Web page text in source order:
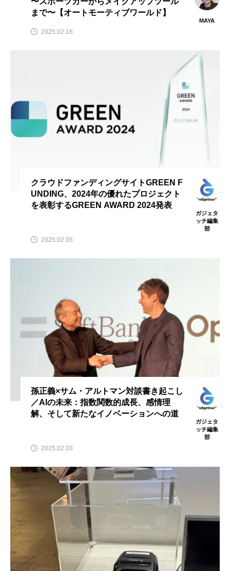
まで〜【オートモーティブワールド】
MAYA
2025.02.18
クラウドファンディングサイトGREEN F
UNDING、2024年の優れたプロジェクト
を表彰するGREEN AWARD 2024発表
ガジェタ
ッチ編集
部
2025.02.05
孫正義×サム・アルトマン対談書き起こし
／AIの未来：指数関数的成長、感情理
解、そして新たなイノベーションへの道
ガジェタ
ッチ編集
部
2025.02.03